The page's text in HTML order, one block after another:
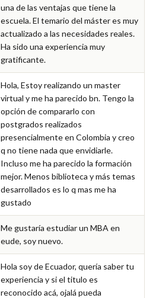
una de las ventajas que tiene la
escuela. El temario del máster es muy
actualizado a las necesidades reales.
Ha sido una experiencia muy
gratificante.
Hola, Estoy realizando un master
virtual y me ha parecido bn. Tengo la
opción de compararlo con
postgrados realizados
presencialmente en Colombia y creo
q no tiene nada que envidiarle.
Incluso me ha parecido la formación
mejor. Menos biblioteca y más temas
desarrollados es lo q mas me ha
gustado
Me gustaría estudiar un MBA en
eude, soy nuevo.
Hola soy de Ecuador, quería saber tu
experiencia y si el titulo es
reconocido acá, ojalá pueda